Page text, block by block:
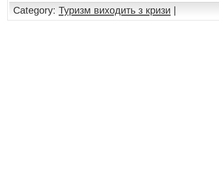
Category: Туризм виходить з кризи